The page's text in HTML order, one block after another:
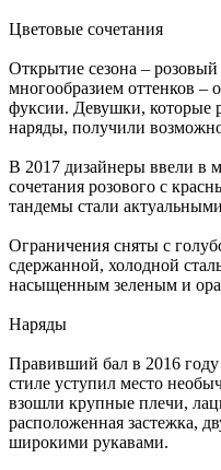
Цветовые сочетания
Открытие сезона –
многообразием оттенков –
фуксии. Девушки, которые
наряды, получили
В 2017 дизайнеры ввели в
сочетания розового с
тандемы стали
Ограничения сняты с
сдержанной, холодной
насыщенным зеленым и
Наряды
Правивший бал в 2016
стиле уступил место
взошли крупные плечи,
расположенная застежка,
широкими рукавами.